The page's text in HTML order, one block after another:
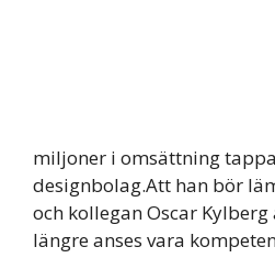
miljoner i omsättning
designbolag.Att han bör
och kollegan Oscar
längre anses vara